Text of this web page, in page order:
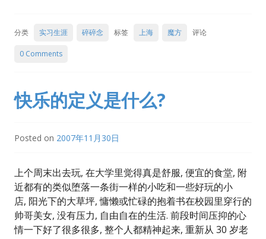
分类 实习生涯 碎碎念 标签 上海 魔方 评论
0 Comments
快乐的定义是什么?
Posted on 2007年11月30日
上个周末出去玩, 在大学里觉得真是舒服, 便宜的食堂, 附
近都有的类似堕落一条街一样的小吃和一些好玩的小
店, 阳光下的大草坪, 慵懒或忙碌的抱着书在校园里穿行的
帅哥美女, 没有压力, 自由自在的生活. 前段时间压抑的心
情一下好了很多很多, 整个人都精神起来, 重新从 30 岁老